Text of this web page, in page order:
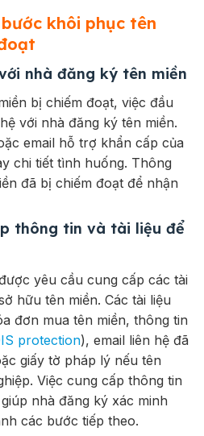
khôi phục tên
nhà đăng ký tên miền
bị chiếm đoạt, việc đầu
với nhà đăng ký tên miền.
email hỗ trợ khẩn cấp của
chi tiết tình huống. Thông
đã bị chiếm đoạt để nhận
thông tin và tài liệu để
yêu cầu cung cấp các tài
hữu tên miền. Các tài liệu
đơn mua tên miền, thông tin
protection), email liên hệ đã
giấy tờ pháp lý nếu tên
Việc cung cấp thông tin
nhà đăng ký xác minh
các bước tiếp theo.